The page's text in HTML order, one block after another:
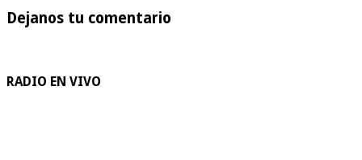
Dejanos tu comentario
RADIO EN VIVO